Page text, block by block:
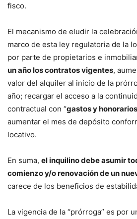
fisco.
El mecanismo de eludir la
marco de esta ley regulatoria de la
por parte de propietarios e
un año los contratos vigentes,
valor del alquiler al inicio de la
año; recargar el acceso a la
contractual con “gastos y
aumentar el mes de depósito
locativo.
En suma, el inquilino debe asumir
comienzo y/o renovación de un
carece de los beneficios de
La vigencia de la “prórroga” es por